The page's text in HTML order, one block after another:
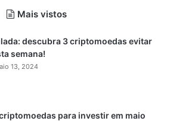
Mais vistos
descubra 3 criptomoedas evitar
semana!
13, 2024
para investir em maio